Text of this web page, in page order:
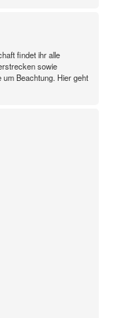
findet ihr alle
sowie
um Beachtung. Hier geht